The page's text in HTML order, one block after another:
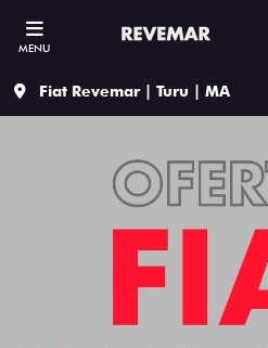
MENU
Fiat Revemar | Turu | MA